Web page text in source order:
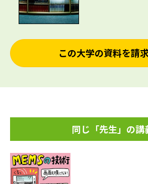
この大学の資料を請
同じ「先生」の講